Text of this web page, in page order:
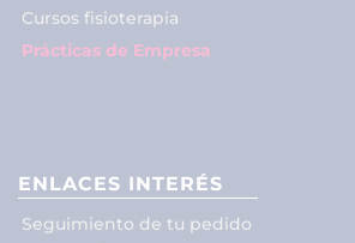
Cursos fisioterapia
Prácticas de Empresa
ENLACES INTERÉS
Seguimiento de tu pedido